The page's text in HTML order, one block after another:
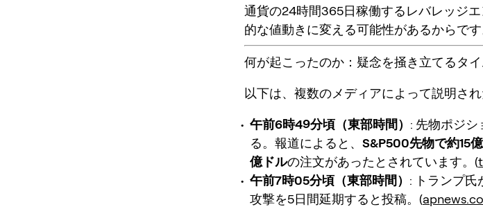
通貨の24時間365日稼働するレバレッジ
的な値動きに変える可能性があるからです
何が起こったのか：疑念を掻き立てるタ
以下は、複数のメディアによって説明さ
午前6時49分頃（東部時間） : 先物ポジ
る。報道によると、 S&P500先物で約15
億ドルの注文があったとされています。(
午前7時05分頃（東部時間） : トランプ氏
攻撃を5日間延期すると投稿。(